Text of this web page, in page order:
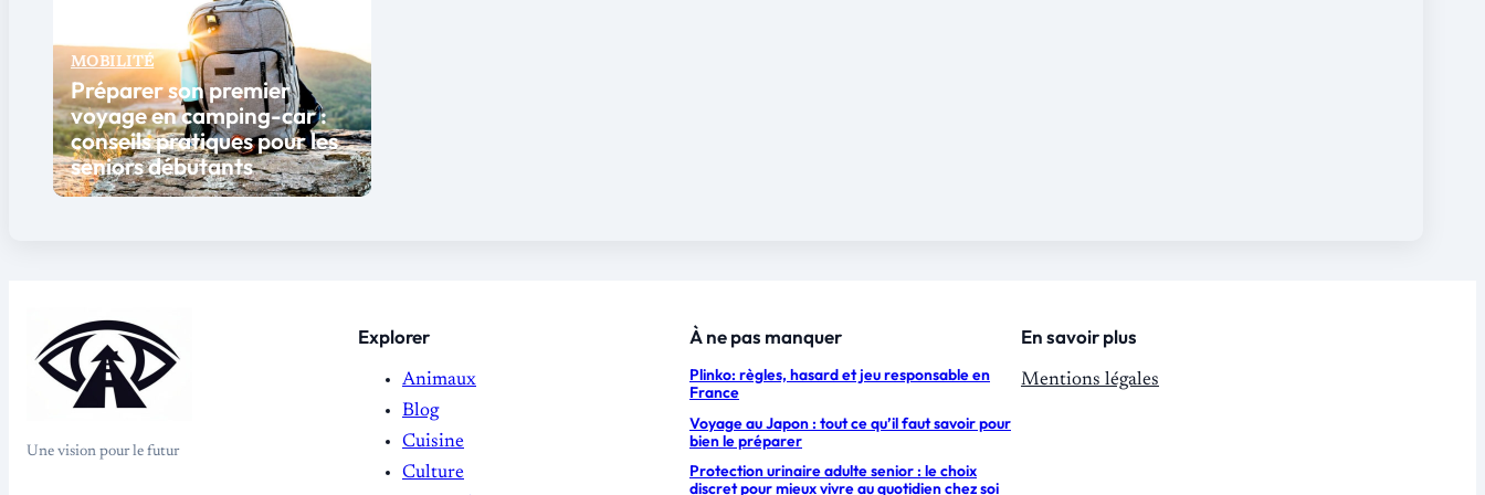
MOBILITÉ
Préparer son premier
voyage en camping-car :
conseils pratiques pour les
seniors débutants
Une vision pour le futur
Explorer
Animaux
Blog
Cuisine
Culture
À ne pas manquer
Plinko: règles, hasard et jeu responsable en
France
Voyage au Japon : tout ce qu’il faut savoir pour
bien le préparer
Protection urinaire adulte senior : le choix
discret pour mieux vivre au quotidien chez soi
En savoir plus
Mentions légales